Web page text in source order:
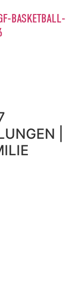
BASKETBALL-
|